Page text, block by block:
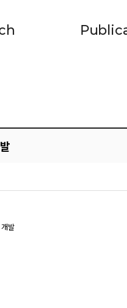
발